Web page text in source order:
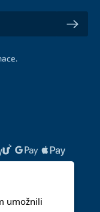
umožnili